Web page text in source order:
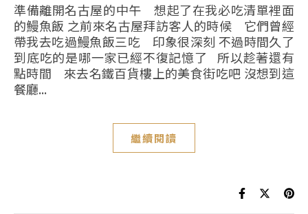
準備離開名古屋的中午 想起了在我必吃清單裡面
的鰻魚飯 之前來名古屋拜訪客人的時候 它們曾經
帶我去吃過鰻魚飯三吃 印象很深刻 不過時間久了
到底吃的是哪一家已經不復記憶了 所以趁著還有
點時間 來去名鐵百貨樓上的美食街吃吧 沒想到這
餐廳...
繼續閱讀